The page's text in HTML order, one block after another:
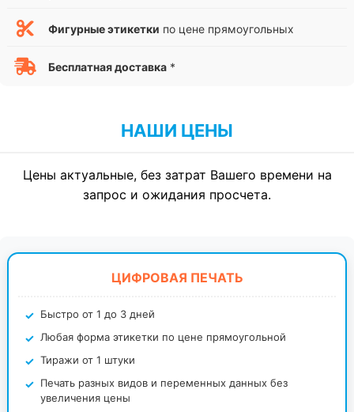
Фигурные этикетки по цене прямоугольных
Бесплатная доставка *
НАШИ ЦЕНЫ
Цены актуальные, без затрат Вашего времени на
запрос и ожидания просчета.
ЦИФРОВАЯ ПЕЧАТЬ
Быстро от 1 до 3 дней
Любая форма этикетки по цене прямоугольной
Тиражи от 1 штуки
Печать разных видов и переменных данных без
увеличения цены